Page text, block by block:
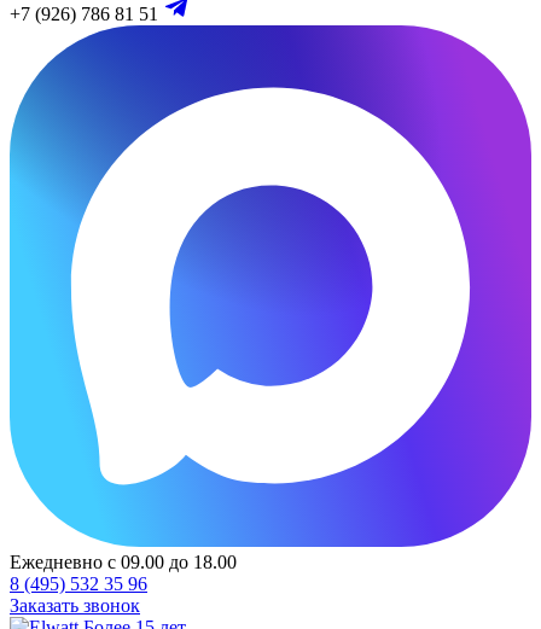
+7 (926) 786 81 51
Ежедневно с 09.00 до 18.00
8 (495) 532 35 96
Заказать звонок